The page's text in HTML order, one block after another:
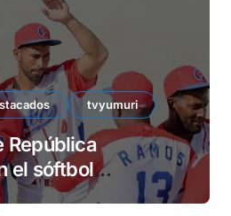
tvyumuri
República
el sóftbol